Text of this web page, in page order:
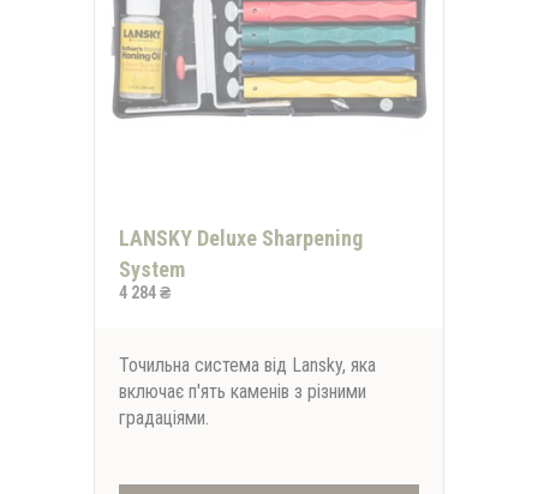
LANSKY Deluxe Sharpening
System
4 284 ₴
Точильна система від Lansky, яка
включає п'ять каменів з різними
градаціями.